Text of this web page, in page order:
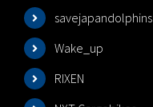
savejapandolphins
Wake_up
RIXEN